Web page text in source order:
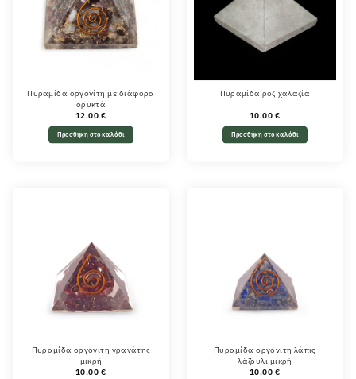
Πυραμίδα οργονίτη με διάφορα
ορυκτά
12.00 €
Προσθήκη στο καλάθι
Πυραμίδα ροζ χαλαζία
10.00 €
Προσθήκη στο καλάθι
Πυραμίδα οργονίτη γρανάτης
μικρή
10.00 €
Πυραμίδα οργονίτη λάπις
λάζουλι μικρή
10.00 €